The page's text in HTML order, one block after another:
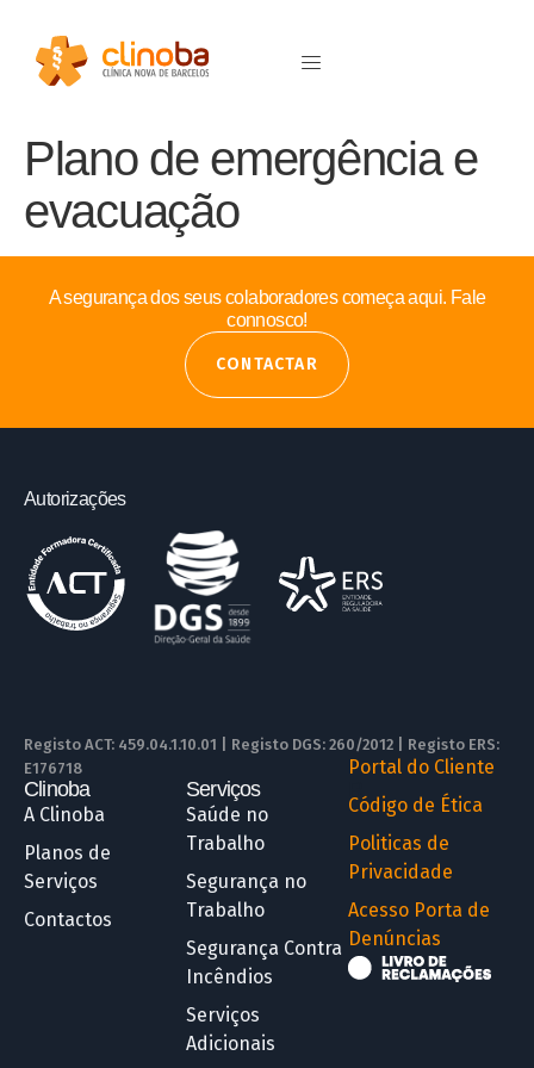
Plano de emergência e
evacuação
A segurança dos seus colaboradores começa aqui. Fale
connosco!
CONTACTAR
Autorizações
Registo ACT: 459.04.1.10.01 | Registo DGS: 260/2012 | Registo ERS:
E176718
Clinoba
A Clinoba
Planos de
Serviços
Contactos
Serviços
Saúde no
Trabalho
Segurança no
Trabalho
Segurança Contra
Incêndios
Serviços
Adicionais
Portal do Cliente
Código de Ética
Politicas de
Privacidade
Acesso Porta de
Denúncias